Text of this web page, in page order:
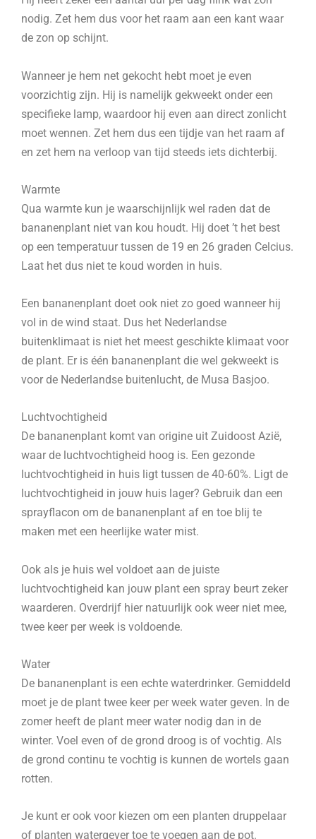
nodig. Zet hem dus voor het raam aan een kant waar
de zon op schijnt.
Wanneer je hem net gekocht hebt moet je even
voorzichtig zijn. Hij is namelijk gekweekt onder een
specifieke lamp, waardoor hij even aan direct zonlicht
moet wennen. Zet hem dus een tijdje van het raam af
en zet hem na verloop van tijd steeds iets dichterbij.
Warmte
Qua warmte kun je waarschijnlijk wel raden dat de
bananenplant niet van kou houdt. Hij doet ’t het best
op een temperatuur tussen de 19 en 26 graden Celcius.
Laat het dus niet te koud worden in huis.
Een bananenplant doet ook niet zo goed wanneer hij
vol in de wind staat. Dus het Nederlandse
buitenklimaat is niet het meest geschikte klimaat voor
de plant. Er is één bananenplant die wel gekweekt is
voor de Nederlandse buitenlucht, de Musa Basjoo.
Luchtvochtigheid
De bananenplant komt van origine uit Zuidoost Azië,
waar de luchtvochtigheid hoog is. Een gezonde
luchtvochtigheid in huis ligt tussen de 40-60%. Ligt de
luchtvochtigheid in jouw huis lager? Gebruik dan een
sprayflacon om de bananenplant af en toe blij te
maken met een heerlijke water mist.
Ook als je huis wel voldoet aan de juiste
luchtvochtigheid kan jouw plant een spray beurt zeker
waarderen. Overdrijf hier natuurlijk ook weer niet mee,
twee keer per week is voldoende.
Water
De bananenplant is een echte waterdrinker. Gemiddeld
moet je de plant twee keer per week water geven. In de
zomer heeft de plant meer water nodig dan in de
winter. Voel even of de grond droog is of vochtig. Als
de grond continu te vochtig is kunnen de wortels gaan
rotten.
Je kunt er ook voor kiezen om een planten druppelaar
of planten watergever toe te voegen aan de pot.